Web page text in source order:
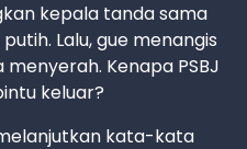
kepala tanda sama
Lalu, gue menangis
Kenapa PSBJ
keluar?
kata-kata